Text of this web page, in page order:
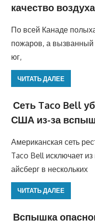
качество
По всей Канаде
пожаров, а вызванный
юг,
ЧИТАТЬ ДАЛЕЕ
Сеть Taco Bell
США из-за
Американская сеть
Taco Bell исключает
айсберг в нескольких
ЧИТАТЬ ДАЛЕЕ
Вспышка